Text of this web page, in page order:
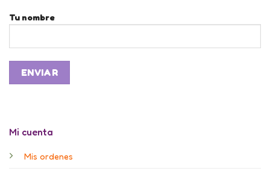
Mi cuenta
Mis ordenes
Tu nombre